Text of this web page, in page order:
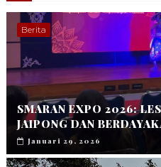
Berita
SMARAN EXPO 2026:
JAIPONG DAN
Januari 29, 2026